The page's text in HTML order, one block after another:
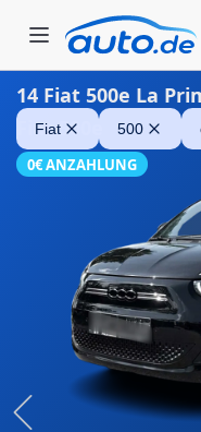
14 Fiat 500e La
Fiat 500
Fiat 500e
0€ ANZAHLUNG